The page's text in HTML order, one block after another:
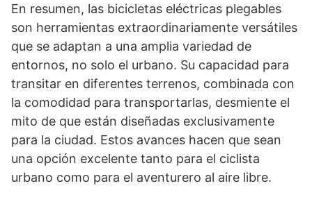
En resumen, las bicicletas eléctricas plegables
son herramientas extraordinariamente versátiles
que se adaptan a una amplia variedad de
entornos, no solo el urbano. Su capacidad para
transitar en diferentes terrenos, combinada con
la comodidad para transportarlas, desmiente el
mito de que están diseñadas exclusivamente
para la ciudad. Estos avances hacen que sean
una opción excelente tanto para el ciclista
urbano como para el aventurero al aire libre.